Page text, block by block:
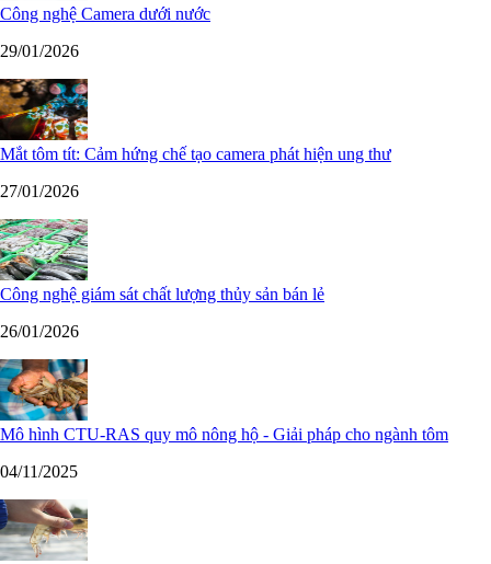
Công nghệ Camera dưới nước
29/01/2026
Mắt tôm tít: Cảm hứng chế tạo camera phát hiện ung thư
27/01/2026
Công nghệ giám sát chất lượng thủy sản bán lẻ
26/01/2026
Mô hình CTU-RAS quy mô nông hộ - Giải pháp cho ngành tôm
04/11/2025